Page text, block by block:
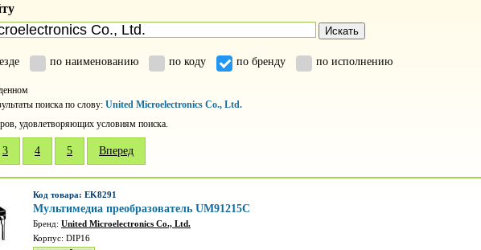
Искать
по наименованию по коду по бренду по исполнению
поиска по слову: United Microelectronics Co., Ltd.
удовлетворяющих условиям поиска.
3 4 5 Вперед
Код товара: EK8291
Мультимедиа преобразователь UM91215C
Бренд: United Microelectronics Co., Ltd.
Корпус: DIP16